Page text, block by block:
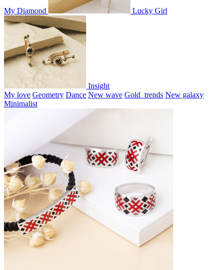
My Diamond Lucky Girl
Insight
My love Geometry Dance New wave Gold_trends New galaxy
Minimalist